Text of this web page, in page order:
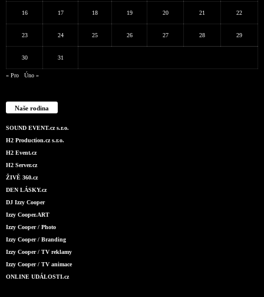
16 17 18 19 20 21 22
23 24 25 26 27 28 29
30 31
« Pro Úno »
Naše rodina
SOUND EVENT.cz s.r.o.
H2 Production.cz s.r.o.
H2 Event.cz
H2 Server.cz
ŽIVĚ 360.cz
DEN LÁSKY.cz
DJ Izzy Cooper
Izzy Cooper.ART
Izzy Cooper / Photo
Izzy Cooper / Branding
Izzy Cooper / TV reklamy
Izzy Cooper / TV animace
ONLINE UDÁLOSTI.cz